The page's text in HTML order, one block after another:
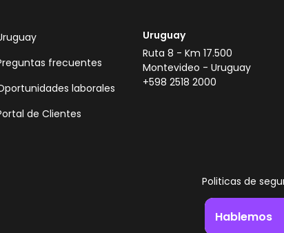
frecuentes
laborales
de Clientes
Uruguay
Ruta 8 - Km 17.500
Montevideo - Uruguay
+598 2518 2000
Politicas de
Hablemos